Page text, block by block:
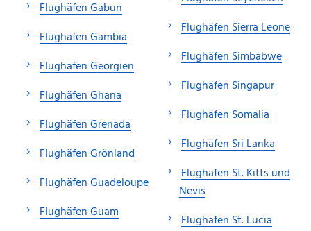
Flughäfen Gabun
Flughäfen Gambia
Flughäfen Georgien
Flughäfen Ghana
Flughäfen Grenada
Flughäfen Grönland
Flughäfen Guadeloupe
Flughäfen Guam
Flughäfen Sierra Leone
Flughäfen Simbabwe
Flughäfen Singapur
Flughäfen Somalia
Flughäfen Sri Lanka
Flughäfen St. Kitts und
Nevis
Flughäfen St. Lucia